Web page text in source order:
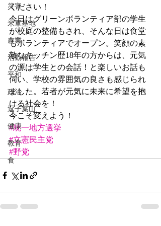
災害
米軍基地
農業
活動報告
平和
政治
逗子葉山
健康
教育
食
ください！
今日はグリーンボランティア部の学生
が校庭の整備もされ、そんな日は食堂
もボランティアでオープン。笑顔の素
敵なキッチン歴18年の方からは、元気
の源は学生との会話！と楽しいお話も
伺い、学校の雰囲気の良さも感じられ
ました。若者が元気に未来に希望を抱
ける社会を！
今こそ変えよう！
#統一地方選挙
#立憲民主党
#野党